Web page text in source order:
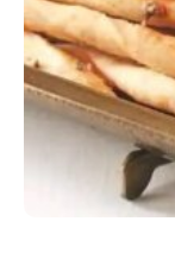
Comer